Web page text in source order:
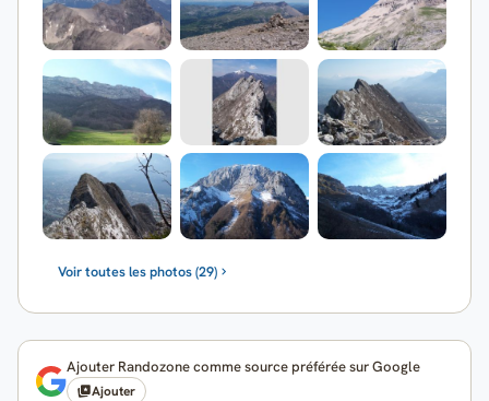
Voir toutes les photos (29)
Ajouter Randozone comme source préférée sur Google
Ajouter